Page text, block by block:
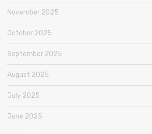
November 2025
October 2025
September 2025
August 2025
July 2025
June 2025